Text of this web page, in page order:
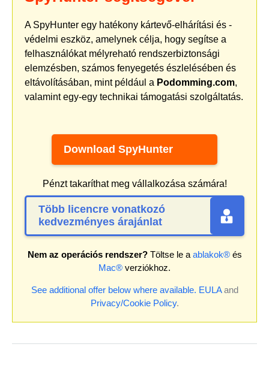
A SpyHunter egy hatékony kártevő-elhárítási és -
védelmi eszköz, amelynek célja, hogy segítse a
felhasználókat mélyreható rendszerbiztonsági
elemzésben, számos fenyegetés észlelésében és
eltávolításában, mint például a Podomming.com,
valamint egy-egy technikai támogatási szolgáltatás.
Download SpyHunter
Pénzt takaríthat meg vállalkozása számára!
Több licencre vonatkozó
kedvezményes árajánlat
Nem az operációs rendszer?Töltse le a ablakok®és
Mac® verziókhoz.
See additional offer below where available. EULAand
Privacy/Cookie Policy.